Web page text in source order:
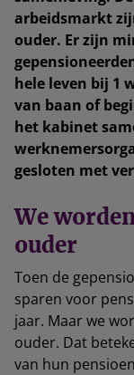
arbeidsmarkt
ouder. Er zijn
hele leven bij 1
van baan of
het kabinet
gesloten met
We
ouder
Toen de
sparen voor
jaar. Maar we
ouder. Dat
van hun